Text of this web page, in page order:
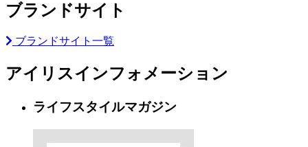
ブランドサイト
ブランドサイト一覧
アイリスインフォメーション
ライフスタイルマガジン